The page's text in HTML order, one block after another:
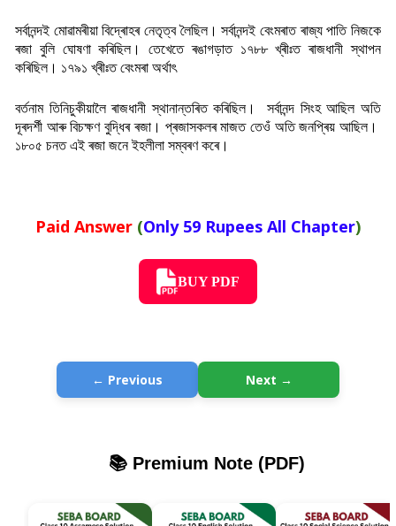
সৰ্বানন্দই মোৱামৰীয়া বিদ্ৰোহৰ নেতৃত্ব লৈছিল। সৰ্বানন্দই বেংমৰাত ৰাজ্য পাতি নিজকে
ৰজা বুলি ঘোষণা কৰিছিল। তেখেতে ৰঙাগড়াত ১৭৮৮ খ্ৰীঃত ৰাজধানী স্থাপন
কৰিছিল। ১৭৯১ খ্ৰীঃত বেংমৰা অৰ্থাৎ
বৰ্তনাম তিনিচুকীয়ালৈ ৰাজধানী স্থানান্তৰিত কৰিছিল। সৰ্বানন্দ সিংহ আছিল অতি
দূৰদৰ্শী আৰু বিচক্ষণ বুদ্ধিৰ ৰজা। প্ৰজাসকলৰ মাজত তেওঁ অতি জনপ্ৰিয় আছিল।
১৮০৫ চনত এই ৰজা জনে ইহলীলা সম্বৰণ কৰে।
Paid Answer (Only 59 Rupees All Chapter)
BUY PDF
← Previous Next →
📚 Premium Note (PDF)